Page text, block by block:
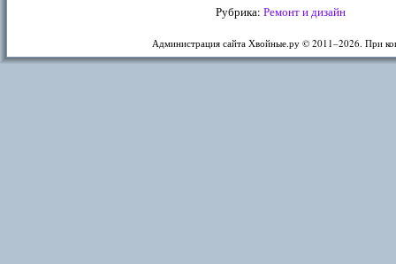
Рубрика: Ремонт и дизайн
Администрация сайта Хвойные.ру © 2011–2026. При